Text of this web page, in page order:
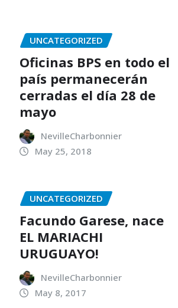
UNCATEGORIZED
Oficinas BPS en todo el
país permanecerán
cerradas el día 28 de
mayo
NevilleCharbonnier
May 25, 2018
UNCATEGORIZED
Facundo Garese, nace
EL MARIACHI
URUGUAYO!
NevilleCharbonnier
May 8, 2017